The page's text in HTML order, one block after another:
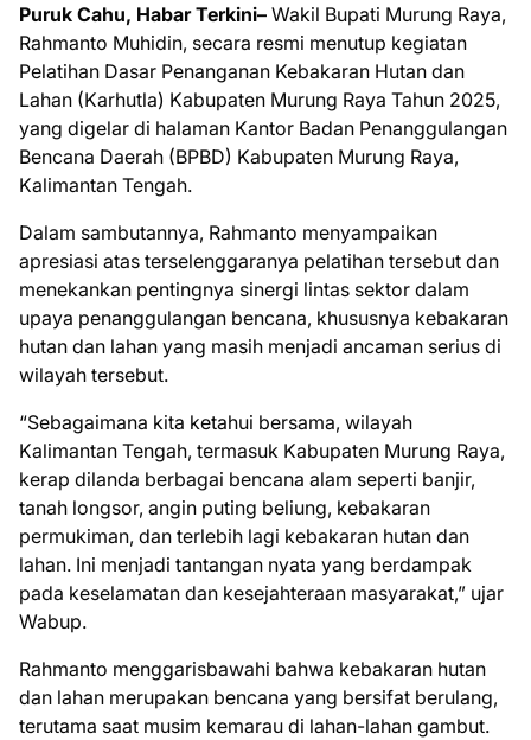
Puruk Cahu, Habar Terkini– Wakil Bupati Murung Raya,
Rahmanto Muhidin, secara resmi menutup kegiatan
Pelatihan Dasar Penanganan Kebakaran Hutan dan
Lahan (Karhutla) Kabupaten Murung Raya Tahun 2025,
yang digelar di halaman Kantor Badan Penanggulangan
Bencana Daerah (BPBD) Kabupaten Murung Raya,
Kalimantan Tengah.
Dalam sambutannya, Rahmanto menyampaikan
apresiasi atas terselenggaranya pelatihan tersebut dan
menekankan pentingnya sinergi lintas sektor dalam
upaya penanggulangan bencana, khususnya kebakaran
hutan dan lahan yang masih menjadi ancaman serius di
wilayah tersebut.
“Sebagaimana kita ketahui bersama, wilayah
Kalimantan Tengah, termasuk Kabupaten Murung Raya,
kerap dilanda berbagai bencana alam seperti banjir,
tanah longsor, angin puting beliung, kebakaran
permukiman, dan terlebih lagi kebakaran hutan dan
lahan. Ini menjadi tantangan nyata yang berdampak
pada keselamatan dan kesejahteraan masyarakat,” ujar
Wabup.
Rahmanto menggarisbawahi bahwa kebakaran hutan
dan lahan merupakan bencana yang bersifat berulang,
terutama saat musim kemarau di lahan-lahan gambut.